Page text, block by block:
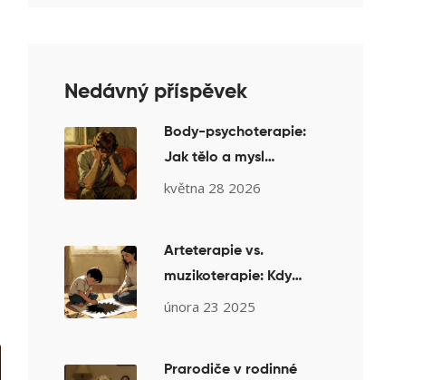
Nedávný příspěvek
Body-psychoterapie:
Jak tělo a mysl
spolupracují v
května 28 2026
Arteterapie vs.
muzikoterapie: Kdy
pomáhá obraz a kdy
února 23 2025
Prarodiče v rodinné